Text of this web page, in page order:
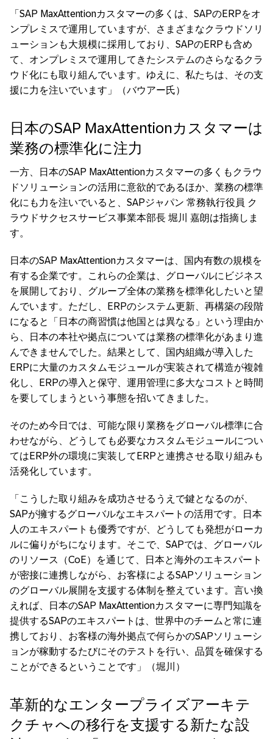
「SAP MaxAttentionカスタマーの多くは、SAPのERPをオ
ンプレミスで運用していますが、さまざまなクラウドソリ
ューションも大規模に採用しており、SAPのERPも含め
て、オンプレミスで運用してきたシステムのさらなるクラ
ウド化にも取り組んでいます。ゆえに、私たちは、その支
援に力を注いでいます」（バウアー氏）
日本のSAP MaxAttentionカスタマーは
業務の標準化に注力
一方、日本のSAP MaxAttentionカスタマーの多くもクラウ
ドソリューションの活用に意欲的であるほか、業務の標準
化にも力を注いでいると、SAPジャパン 常務執行役員 ク
ラウドサクセスサービス事業本部長 堀川 嘉朗は指摘しま
す。
日本のSAP MaxAttentionカスタマーは、国内有数の規模を
有する企業です。これらの企業は、グローバルにビジネス
を展開しており、グループ全体の業務を標準化したいと望
んでいます。ただし、ERPのシステム更新、再構築の段階
になると「日本の商習慣は他国とは異なる」という理由か
ら、日本の本社や拠点については業務の標準化があまり進
んできませんでした。結果として、国内組織が導入した
ERPに大量のカスタムモジュールが実装されて構造が複雑
化し、ERPの導入と保守、運用管理に多大なコストと時間
を要してしまうという事態を招いてきました。
そのため今日では、可能な限り業務をグローバル標準に合
わせながら、どうしても必要なカスタムモジュールについ
てはERP外の環境に実装してERPと連携させる取り組みも
活発化しています。
「こうした取り組みを成功させるうえで鍵となるのが、
SAPが擁するグローバルなエキスパートの活用です。日本
人のエキスパートも優秀ですが、どうしても発想がローカ
ルに偏りがちになります。そこで、SAPでは、グローバル
のリソース（CoE）を通じて、日本と海外のエキスパート
が密接に連携しながら、お客様によるSAPソリューション
のグローバル展開を支援する体制を整えています。言い換
えれば、日本のSAP MaxAttentionカスタマーに専門知識を
提供するSAPのエキスパートは、世界中のチームと常に連
携しており、お客様の海外拠点で何らかのSAPソリューシ
ョンが稼動するたびにそのテストを行い、品質を確保する
ことができるということです」（堀川）
革新的なエンタープライズアーキテ
クチャへの移行を支援する新たな設